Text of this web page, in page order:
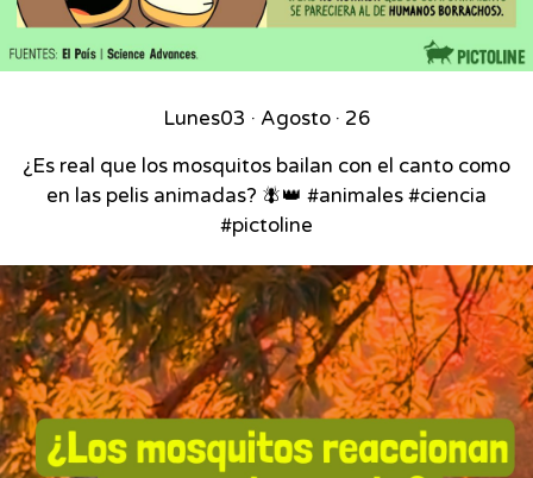
Lunes03 · Agosto · 26
¿Es real que los mosquitos bailan con el canto como
en las pelis animadas? 🪰👑 #animales #ciencia
#pictoline